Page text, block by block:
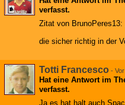
verfasst.
Zitat von BrunoPeres13:
die sicher richtig in der
Totti Francesco -
Hat eine Antwort im
verfasst.
Ja es hat halt auch